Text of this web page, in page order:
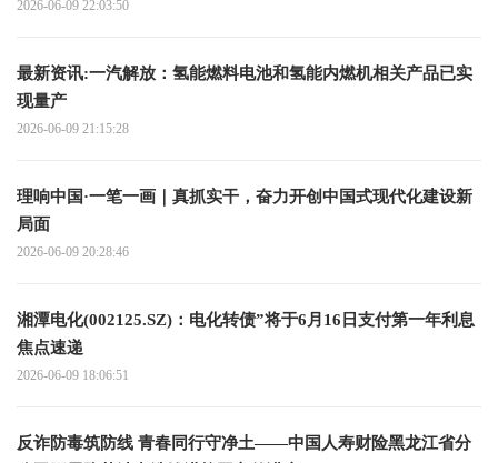
2026-06-09 22:03:50
最新资讯:一汽解放：氢能燃料电池和氢能内燃机相关产品已实
现量产
2026-06-09 21:15:28
理响中国·一笔一画｜真抓实干，奋力开创中国式现代化建设新
局面
2026-06-09 20:28:46
湘潭电化(002125.SZ)：电化转债”将于6月16日支付第一年利息
焦点速递
2026-06-09 18:06:51
反诈防毒筑防线 青春同行守净土——中国人寿财险黑龙江省分